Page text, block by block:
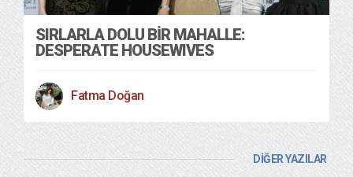
SIRLARLA DOLU BIR MAHALLE:
DESPERATE HOUSEWIVES
Fatma Doğan
DİĞER YAZILAR